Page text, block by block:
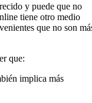
y puede que no
tiene otro medio
que no son
que:
implica más